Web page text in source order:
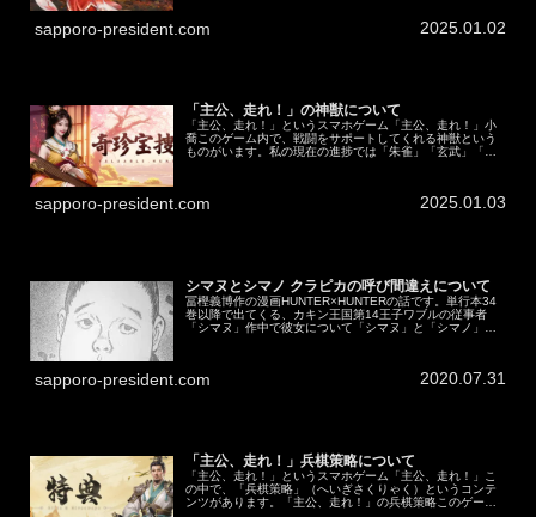
sapporo-president.com 2025.01.02
「主公、走れ！」の神獣について
「主公、走れ！」というスマホゲーム「主公、走れ！」小
喬このゲーム内で、戦闘をサポートしてくれる神獣という
ものがいます。私の現在の進捗では「朱雀」「玄武」「白
sapporo-president.com 2025.01.03
シマヌとシマノ クラピカの呼び間違えについて
冨樫義博作の漫画HUNTER×HUNTERの話です。単行本34
巻以降で出てくる、カキン王国第14王子ワブルの従事者
「シマヌ」作中で彼女について「シマヌ」と「シマノ」と
sapporo-president.com 2020.07.31
「主公、走れ！」兵棋策略について
「主公、走れ！」というスマホゲーム「主公、走れ！」こ
の中で、「兵棋策略」（へいぎさくりゃく）というコンテ
ンツがあります。「主公、走れ！」の兵棋策略このゲーム